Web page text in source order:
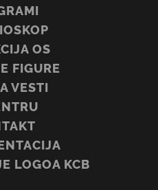
OS
FIGURE
VESTI
LOGOA KCB